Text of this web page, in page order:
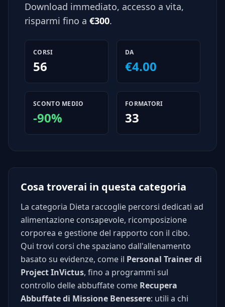
Download immediato, accesso a vita,
risparmi fino a €300.
CORSI
56
DA
€4.00
SCONTO MEDIO
-90%
FORMATORI
33
Cosa troverai in questa categoria
La categoria Dieta raccoglie percorsi dedicati ad
alimentazione consapevole, ricomposizione
corporea e gestione del rapporto con il cibo.
Qui trovi corsi che spaziano dall'allenamento
basato su evidenze, come il Personal Trainer di
Project InVictus, fino a programmi sul
controllo delle abbuffate come Recupera
Abbuffate di Missione Benessere: utili a chi